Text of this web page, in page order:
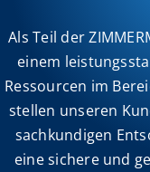
Als Teil der
einem
Ressourcen im
stellen unseren
sachkundigen
eine sichere und